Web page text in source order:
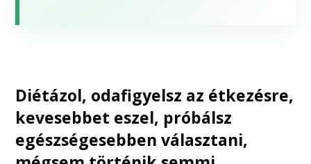
Diétázol, odafigyelsz az étkezésre,
kevesebbet eszel, próbálsz
egészségesebben választani,